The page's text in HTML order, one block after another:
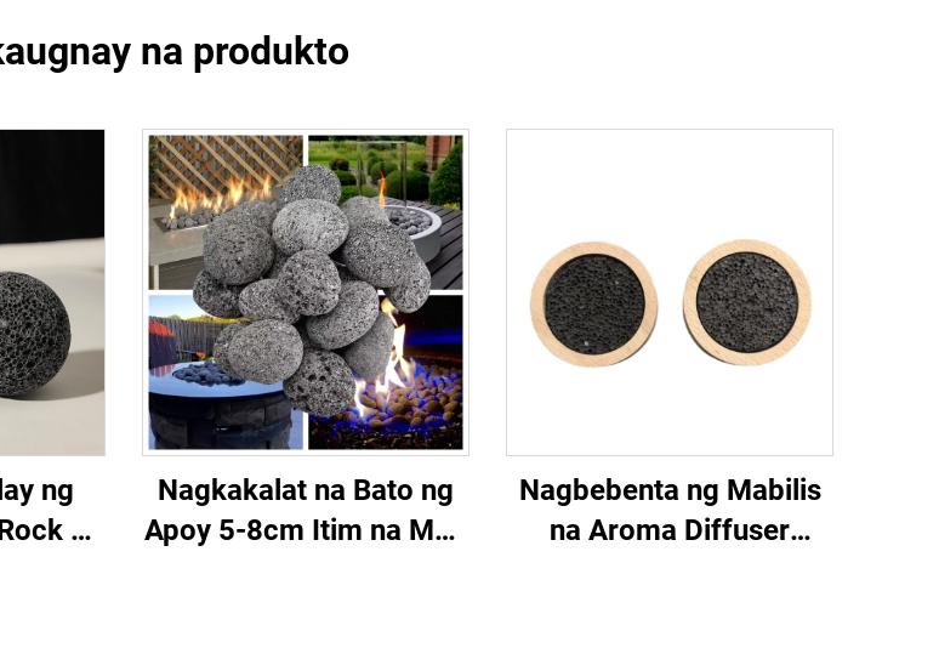
na produkto
ng
Oil
Nagkakalat na Bato ng
Apoy 5-8cm Itim na Mga
Nagbebenta ng Mabilis
na Aroma Diffuser